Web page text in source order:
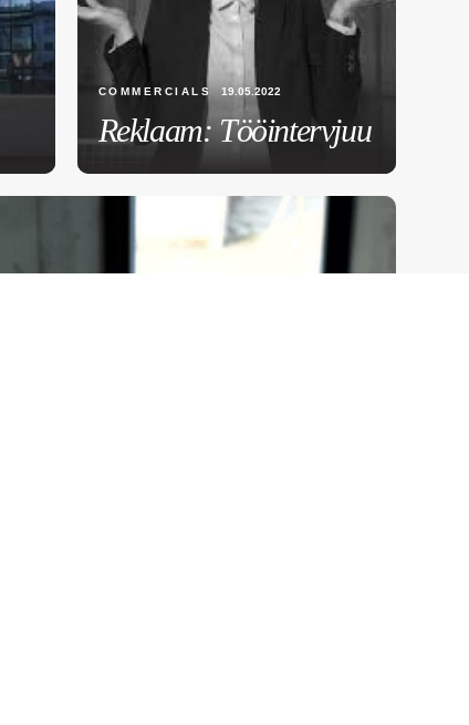
COMMERCIALS 19.05.2022
Reklaam: Tööintervjuu